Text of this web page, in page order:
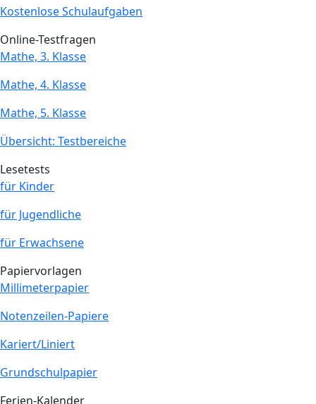
Kostenlose Schulaufgaben
Online-Testfragen
Mathe, 3. Klasse
Mathe, 4. Klasse
Mathe, 5. Klasse
Übersicht: Testbereiche
Lesetests
für Kinder
für Jugendliche
für Erwachsene
Papiervorlagen
Millimeterpapier
Notenzeilen-Papiere
Kariert/Liniert
Grundschulpapier
Ferien-Kalender